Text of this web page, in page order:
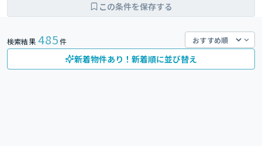
この条件を保存する
検索結果 485件
新着物件あり！新着順に並び替え